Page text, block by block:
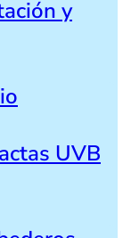
y
UVB